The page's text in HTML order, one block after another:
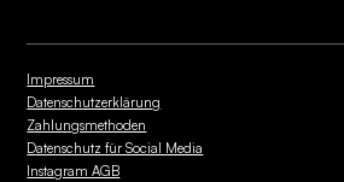
Impressum
Datenschutzerklärung
Zahlungsmethoden
Datenschutz für Social Media
Instagram AGB